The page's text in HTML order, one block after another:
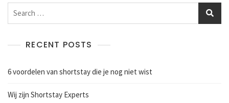
RECENT POSTS
6 voordelen van shortstay die je nog niet wist
Wij zijn Shortstay Experts